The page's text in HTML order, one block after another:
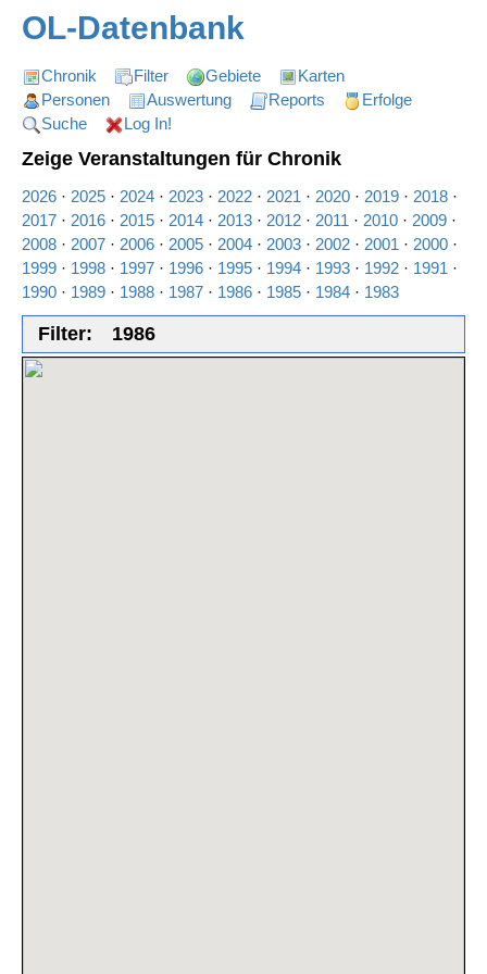
OL-Datenbank
Chronik Filter Gebiete
Karten
Personen
Auswertung Reports
Erfolge
Suche
Log In!
Zeige Veranstaltungen für Chronik
2026 · 2025 · 2024 · 2023 · 2022 · 2021 · 2020 · 2019 · 2018 ·
2017 · 2016 · 2015 · 2014 · 2013 · 2012 · 2011 · 2010 · 2009 ·
2008 · 2007 · 2006 · 2005 · 2004 · 2003 · 2002 · 2001 · 2000 ·
1999 · 1998 · 1997 · 1996 · 1995 · 1994 · 1993 · 1992 · 1991 ·
1990 · 1989 · 1988 · 1987 · 1986 · 1985 · 1984 · 1983
Filter: 1986